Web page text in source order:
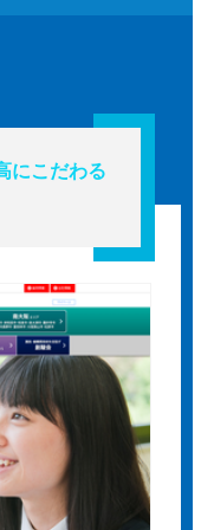
にこだわる